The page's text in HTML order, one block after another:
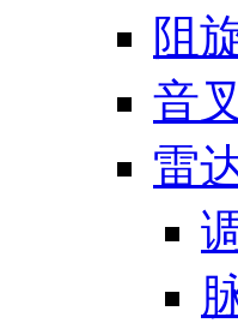
阻
音
雷